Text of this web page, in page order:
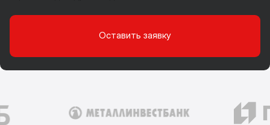
Оставить заявку